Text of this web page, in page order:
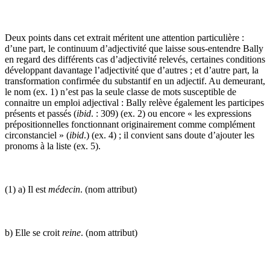
Deux points dans cet extrait méritent une attention particulière :
d’une part, le continuum d’adjectivité que laisse sous-entendre Bally
en regard des différents cas d’adjectivité relevés, certaines conditions
développant davantage l’adjectivité que d’autres ; et d’autre part, la
transformation confirmée du substantif en un adjectif. Au demeurant,
le nom (ex. 1) n’est pas la seule classe de mots susceptible de
connaitre un emploi adjectival : Bally relève également les participes
présents et passés (ibid. : 309) (ex. 2) ou encore « les expressions
prépositionnelles fonctionnant originairement comme complément
circonstanciel » (ibid.) (ex. 4) ; il convient sans doute d’ajouter les
pronoms à la liste (ex. 5).
(1) a) Il est médecin. (nom attribut)
b) Elle se croit reine. (nom attribut)